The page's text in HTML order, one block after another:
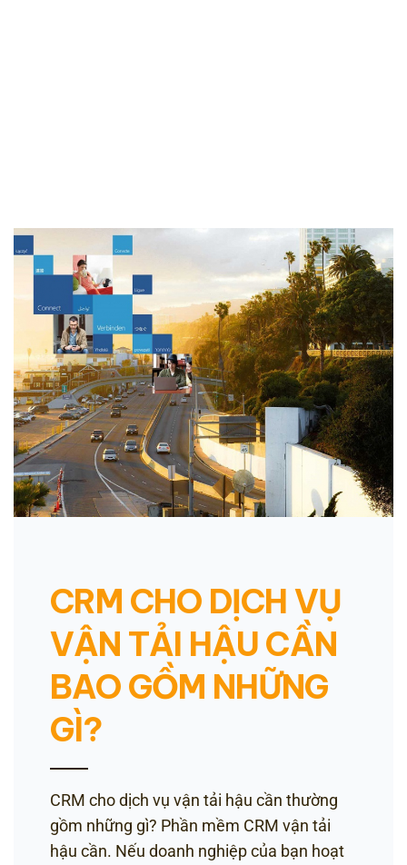
CRM CHO DỊCH VỤ
VẬN TẢI HẬU CẦN
BAO GỒM NHỮNG
GÌ?
CRM cho dịch vụ vận tải hậu cần thường
gồm những gì? Phần mềm CRM vận tải
hậu cần. Nếu doanh nghiệp của bạn hoạt